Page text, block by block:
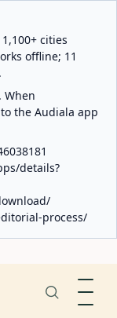
cities
offline; 11
When
the Audiala app
details?
process/